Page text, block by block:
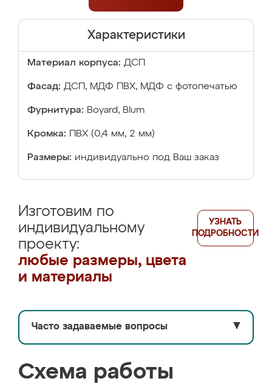
Характеристики
Материал корпуса: ДСП
Фасад: ДСП, МДФ ПВХ, МДФ с фотопечатью
Фурнитура: Boyard, Blum
Кромка: ПВХ (0,4 мм, 2 мм)
Размеры: индивидуально под Ваш заказ
Изготовим по
индивидуальному
проекту:
любые размеры, цвета
и материалы
УЗНАТЬ
ПОДРОБНОСТИ
Часто задаваемые вопросы ▼
Схема работы